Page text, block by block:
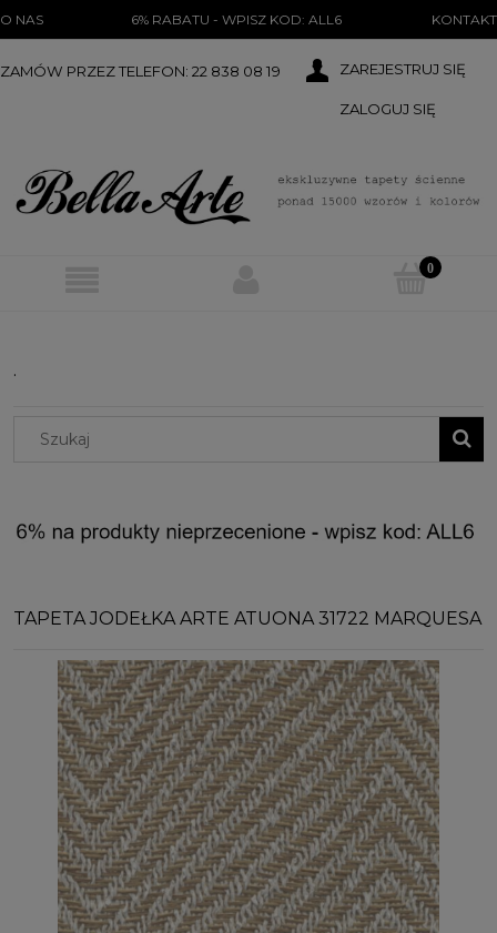
O NAS 6% RABATU - WPISZ KOD: ALL6 KONTAKT
ZAMÓW PRZEZ TELEFON: 22 838 08 19 ZAREJESTRUJ SIĘ
ZALOGUJ SIĘ
.
TAPETA JODEŁKA ARTE ATUONA 31722 MARQUESA